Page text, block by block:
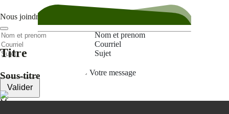
Titre
Sous-titre
Nous joindre
Nom et prenom
Courriel
Sujet
Votre message
Valider
Mon espace